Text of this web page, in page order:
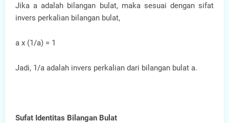
Jika a adalah bilangan bulat, maka sesuai dengan sifat
invers perkalian bilangan bulat,
a x (1/a) = 1
Jadi, 1/a adalah invers perkalian dari bilangan bulat a.
Sufat Identitas Bilangan Bulat